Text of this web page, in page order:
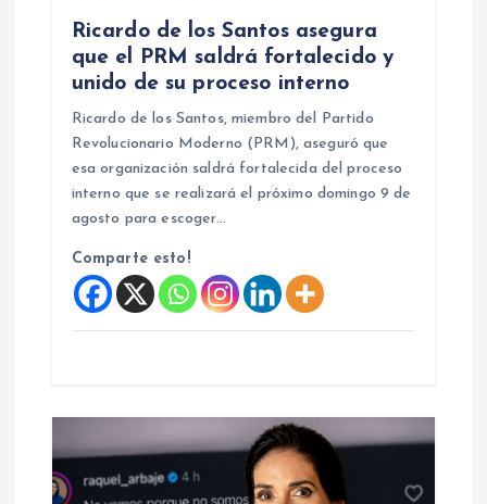
Ricardo de los Santos asegura
que el PRM saldrá fortalecido y
unido de su proceso interno
Ricardo de los Santos, miembro del Partido
Revolucionario Moderno (PRM), aseguró que
esa organización saldrá fortalecida del proceso
interno que se realizará el próximo domingo 9 de
agosto para escoger…
Comparte esto!